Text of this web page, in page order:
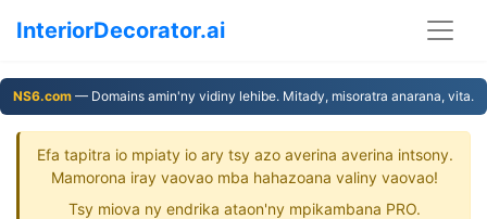
InteriorDecorator.ai
NS6.com — Domains amin'ny vidiny lehibe. Mitady, misoratra anarana, vita.
Efa tapitra io mpiaty io ary tsy azo averina averina intsony.
Mamorona iray vaovao mba hahazoana valiny vaovao!
Tsy miova ny endrika ataon'ny mpikambana PRO.